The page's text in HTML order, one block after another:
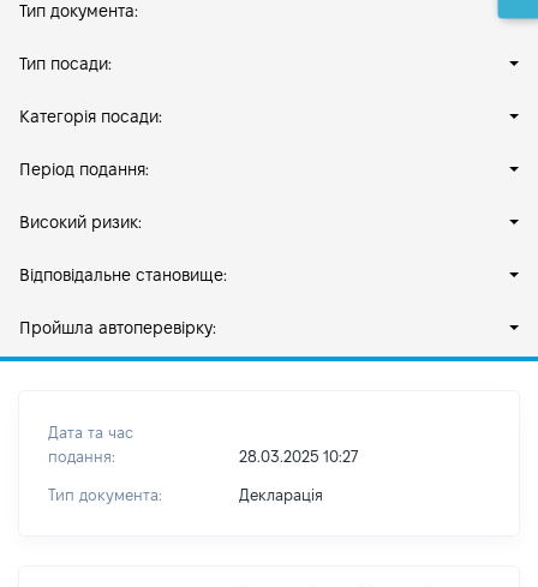
Тип документа:
Тип посади:
Категорія посади:
Період подання:
Високий ризик:
Відповідальне становище:
Пройшла автоперевірку:
Дата та час
подання:
28.03.2025 10:27
Тип документа: Декларація